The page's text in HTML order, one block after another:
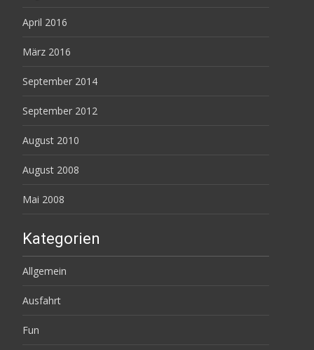
April 2016
März 2016
September 2014
September 2012
August 2010
August 2008
Mai 2008
Kategorien
Allgemein
Ausfahrt
Fun